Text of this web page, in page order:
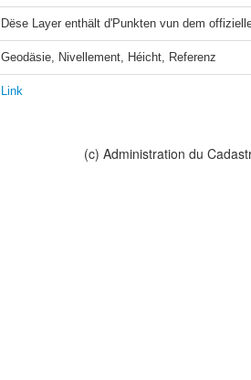
Dëse Layer enthält d'Punkten vun dem
Geodäsie, Nivellement, Héicht, Referenz
Link
(c) Administration du